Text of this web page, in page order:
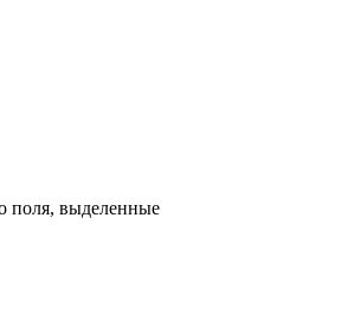
поля, выделенные